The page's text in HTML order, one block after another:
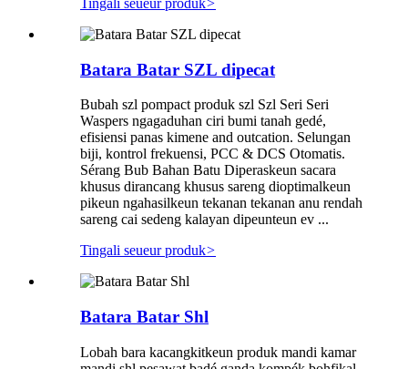
Tingali seueur produk>
Batara Batar SZL dipecat
Bubah szl pompact produk szl Szl Seri Seri
Waspers ngagaduhan ciri bumi tanah gedé,
efisiensi panas kimene and outcation. Selungan
biji, kontrol frekuensi, PCC & DCS Otomatis.
Sérang Bub Bahan Batu Diperaskeun sacara
khusus dirancang khusus sareng dioptimalkeun
pikeun ngahasilkeun tekanan tekanan anu rendah
sareng cai sedeng kalayan dipeunteun ev ...
Tingali seueur produk>
Batara Batar Shl
Lobah bara kacangkitkeun produk mandi kamar